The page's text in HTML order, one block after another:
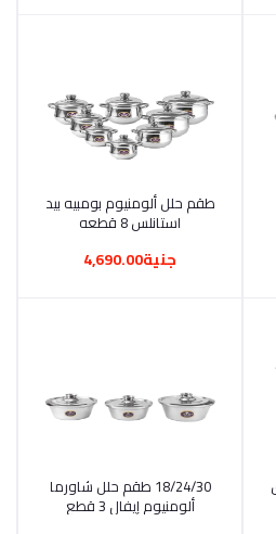
أضف إلى السلة
طقم حلل ألومنيوم بومبيه بيد
استانلس 8 قطعه
جنية4,690.00
أضف إلى السلة
18/24/30 طقم حلل شاورما
ألومنيوم إيفال 3 قطع